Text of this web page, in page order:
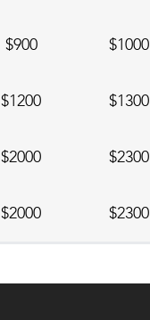
$900 $1000
$1200 $1300
$2000 $2300
$2000 $2300